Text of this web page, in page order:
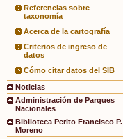
Referencias sobre
taxonomía
Acerca de la cartografía
Criterios de ingreso de
datos
Cómo citar datos del SIB
Noticias
Administración de Parques
Nacionales
Biblioteca Perito Francisco P.
Moreno